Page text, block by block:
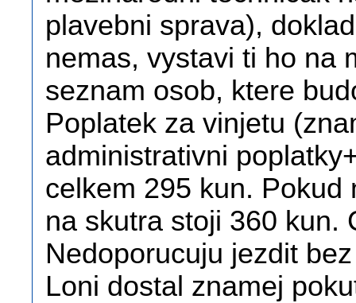
plavebni sprava),
nemas, vystavi ti ho na
seznam osob, ktere
Poplatek za vinjetu
administrativni
celkem 295 kun. Pokud
na skutra stoji 360 kun.
Nedoporucuju jezdit
Loni dostal znamej